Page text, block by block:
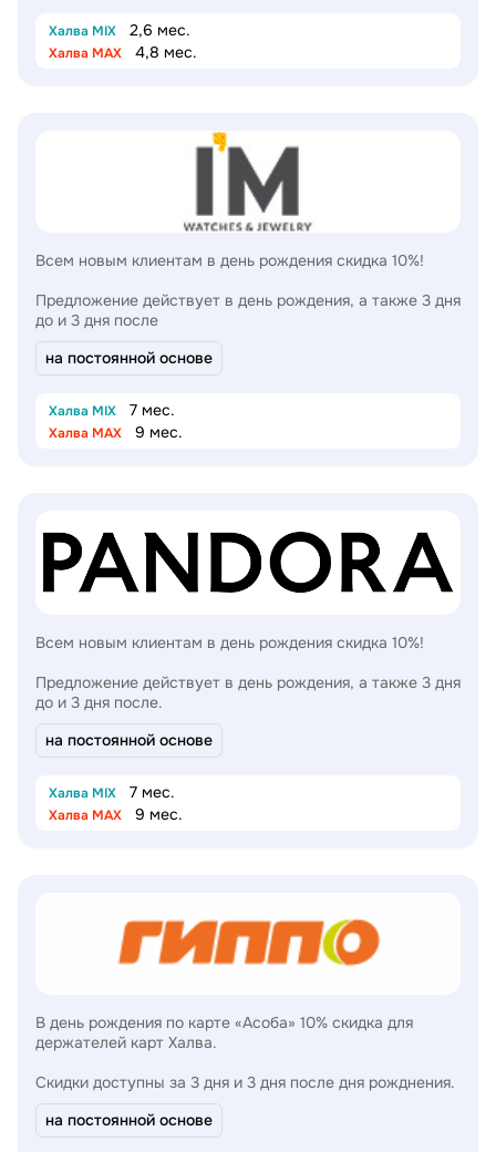
Халва MIX 2,6 мес.
Халва MAX 4,8 мес.
Всем новым клиентам в день рождения скидка 10%!
Предложение действует в день рождения, а также 3 дня
до и 3 дня после
на постоянной основе
Халва MIX 7 мес.
Халва MAX 9 мес.
Всем новым клиентам в день рождения скидка 10%!
Предложение действует в день рождения, а также 3 дня
до и 3 дня после.
на постоянной основе
Халва MIX 7 мес.
Халва MAX 9 мес.
В день рождения по карте «Асоба» 10% скидка для
держателей карт Халва.
Скидки доступны за 3 дня и 3 дня после дня рожднения.
на постоянной основе